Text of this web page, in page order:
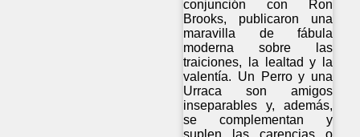
conjunción con Ron
Brooks, publicaron una
maravilla de fábula
moderna sobre las
traiciones, la lealtad y la
valentía. Un Perro y una
Urraca son amigos
inseparables y, además,
se complementan y
suplen las carencias o